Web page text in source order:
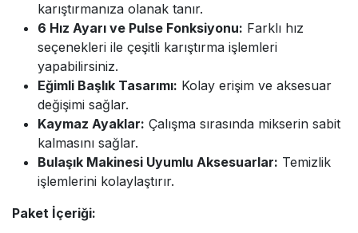
karıştırmanıza olanak tanır.
6 Hız Ayarı ve Pulse Fonksiyonu: Farklı hız
seçenekleri ile çeşitli karıştırma işlemleri
yapabilirsiniz.
Eğimli Başlık Tasarımı: Kolay erişim ve aksesuar
değişimi sağlar.
Kaymaz Ayaklar: Çalışma sırasında mikserin sabit
kalmasını sağlar.
Bulaşık Makinesi Uyumlu Aksesuarlar: Temizlik
işlemlerini kolaylaştırır.
Paket İçeriği: